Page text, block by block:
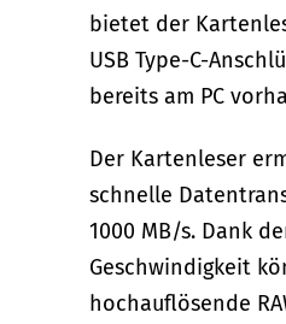
bietet der
USB Type-C-
bereits am PC
Der Kartenleser
schnelle
1000 MB/s. Dank
Geschwindigkeit
hochauflösende